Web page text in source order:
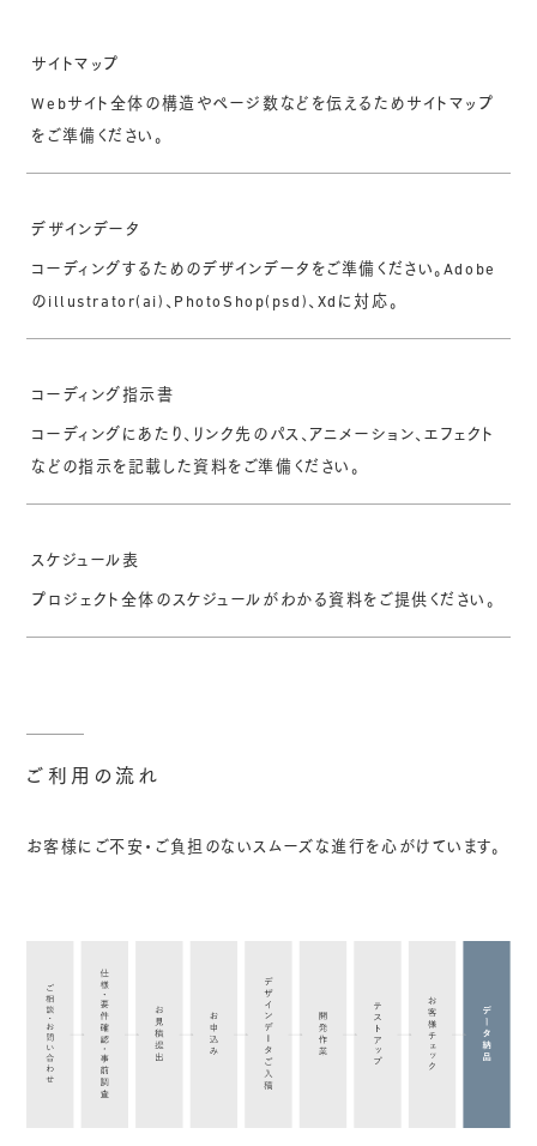
サイトマップ
Webサイト全体の構造やページ数などを伝えるためサイトマップ
をご準備ください。
デザインデータ
コーディングするためのデザインデータをご準備ください。Adobe
のillustrator(ai)、PhotoShop(psd)、Xdに対応。
コーディング指示書
コーディングにあたり、リンク先のパス、アニメーション、エフェクト
などの指示を記載した資料をご準備ください。
スケジュール表
プロジェクト全体のスケジュールがわかる資料をご提供ください。
ご利用の流れ
お客様にご不安・ご負担のないスムーズな進行を心がけています。